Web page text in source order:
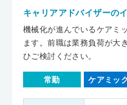
キャリアアドバイザーの
機械化が進んでいるケアミ
ます。前職は業務負荷が大
ひご検討ください。
常勤 ケアミッ